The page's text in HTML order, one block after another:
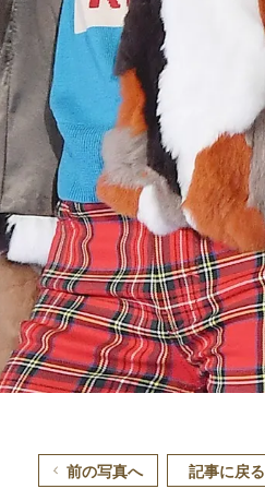
前の写真へ 記事に戻る